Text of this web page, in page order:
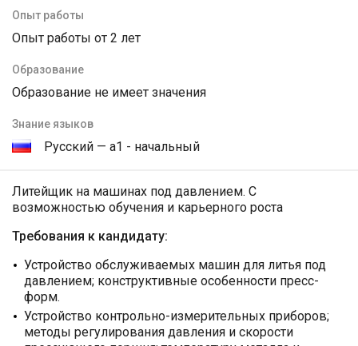
Опыт работы
Опыт работы от 2 лет
Образование
Образование не имеет значения
Знание языков
Русский — а1 - начальный
Литейщик на машинах под давлением. С
возможностью обучения и карьерного роста
Требования к кандидату:
Устройство обслуживаемых машин для литья под
давлением; конструктивные особенности пресс-
форм.
Устройство контрольно-измерительных приборов;
методы регулирования давления и скорости